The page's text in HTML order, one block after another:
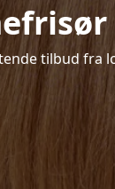
tilbud fra